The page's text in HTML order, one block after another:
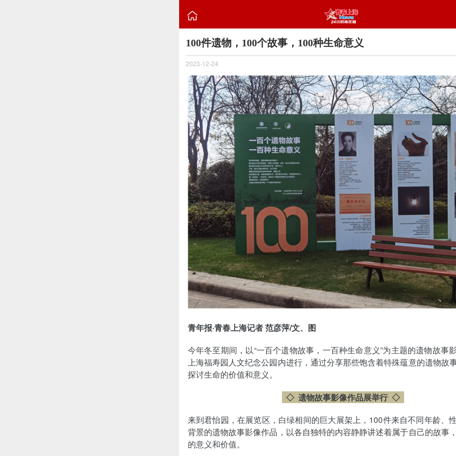

100件遗物，100个故事，100种生命意义
2023-12-24
青年报·青春上海记者 范彦萍/文、图
今年冬至期间，以“一百个遗物故事，一百种生命意义”为主题的遗物故事
上海福寿园人文纪念公园内进行，通过分享那些饱含着特殊蕴意的遗物故
探讨生命的价值和意义。
◇ 遗物故事影像作品展举行 ◇
来到君怡园，在展览区，白绿相间的巨大展架上，100件来自不同年龄、
背景的遗物故事影像作品，以各自独特的内容静静讲述着属于自己的故事
的意义和价值。